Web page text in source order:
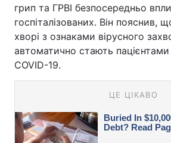
грип та ГРВІ безпосередньо
госпіталізованих. Він пояснив,
хворі з ознаками вірусного
автоматично стають
COVID-19.